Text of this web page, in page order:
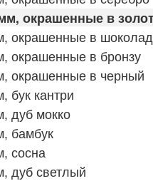
окрашенные в
окрашенные в шоколад
окрашенные в бронзу
окрашенные в черный
кантри
дуб мокко
бамбук
сосна
дуб светлый